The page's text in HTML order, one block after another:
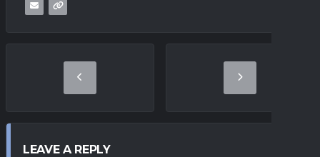
LEAVE A REPLY